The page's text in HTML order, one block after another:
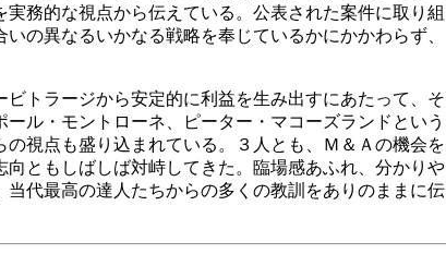
務的な視点から伝えている。公表された案件に取り組
の異なるいかなる戦略を奉じているかにかかわらず、
トラージから安定的に利益を生み出すにあたって、そ
ル・モントローネ、ピーター・マコーズランドという
視点も盛り込まれている。３人とも、Ｍ＆Ａの機会を
ともしばしば対峙してきた。臨場感あふれ、分かりや
代最高の達人たちからの多くの教訓をありのままに伝